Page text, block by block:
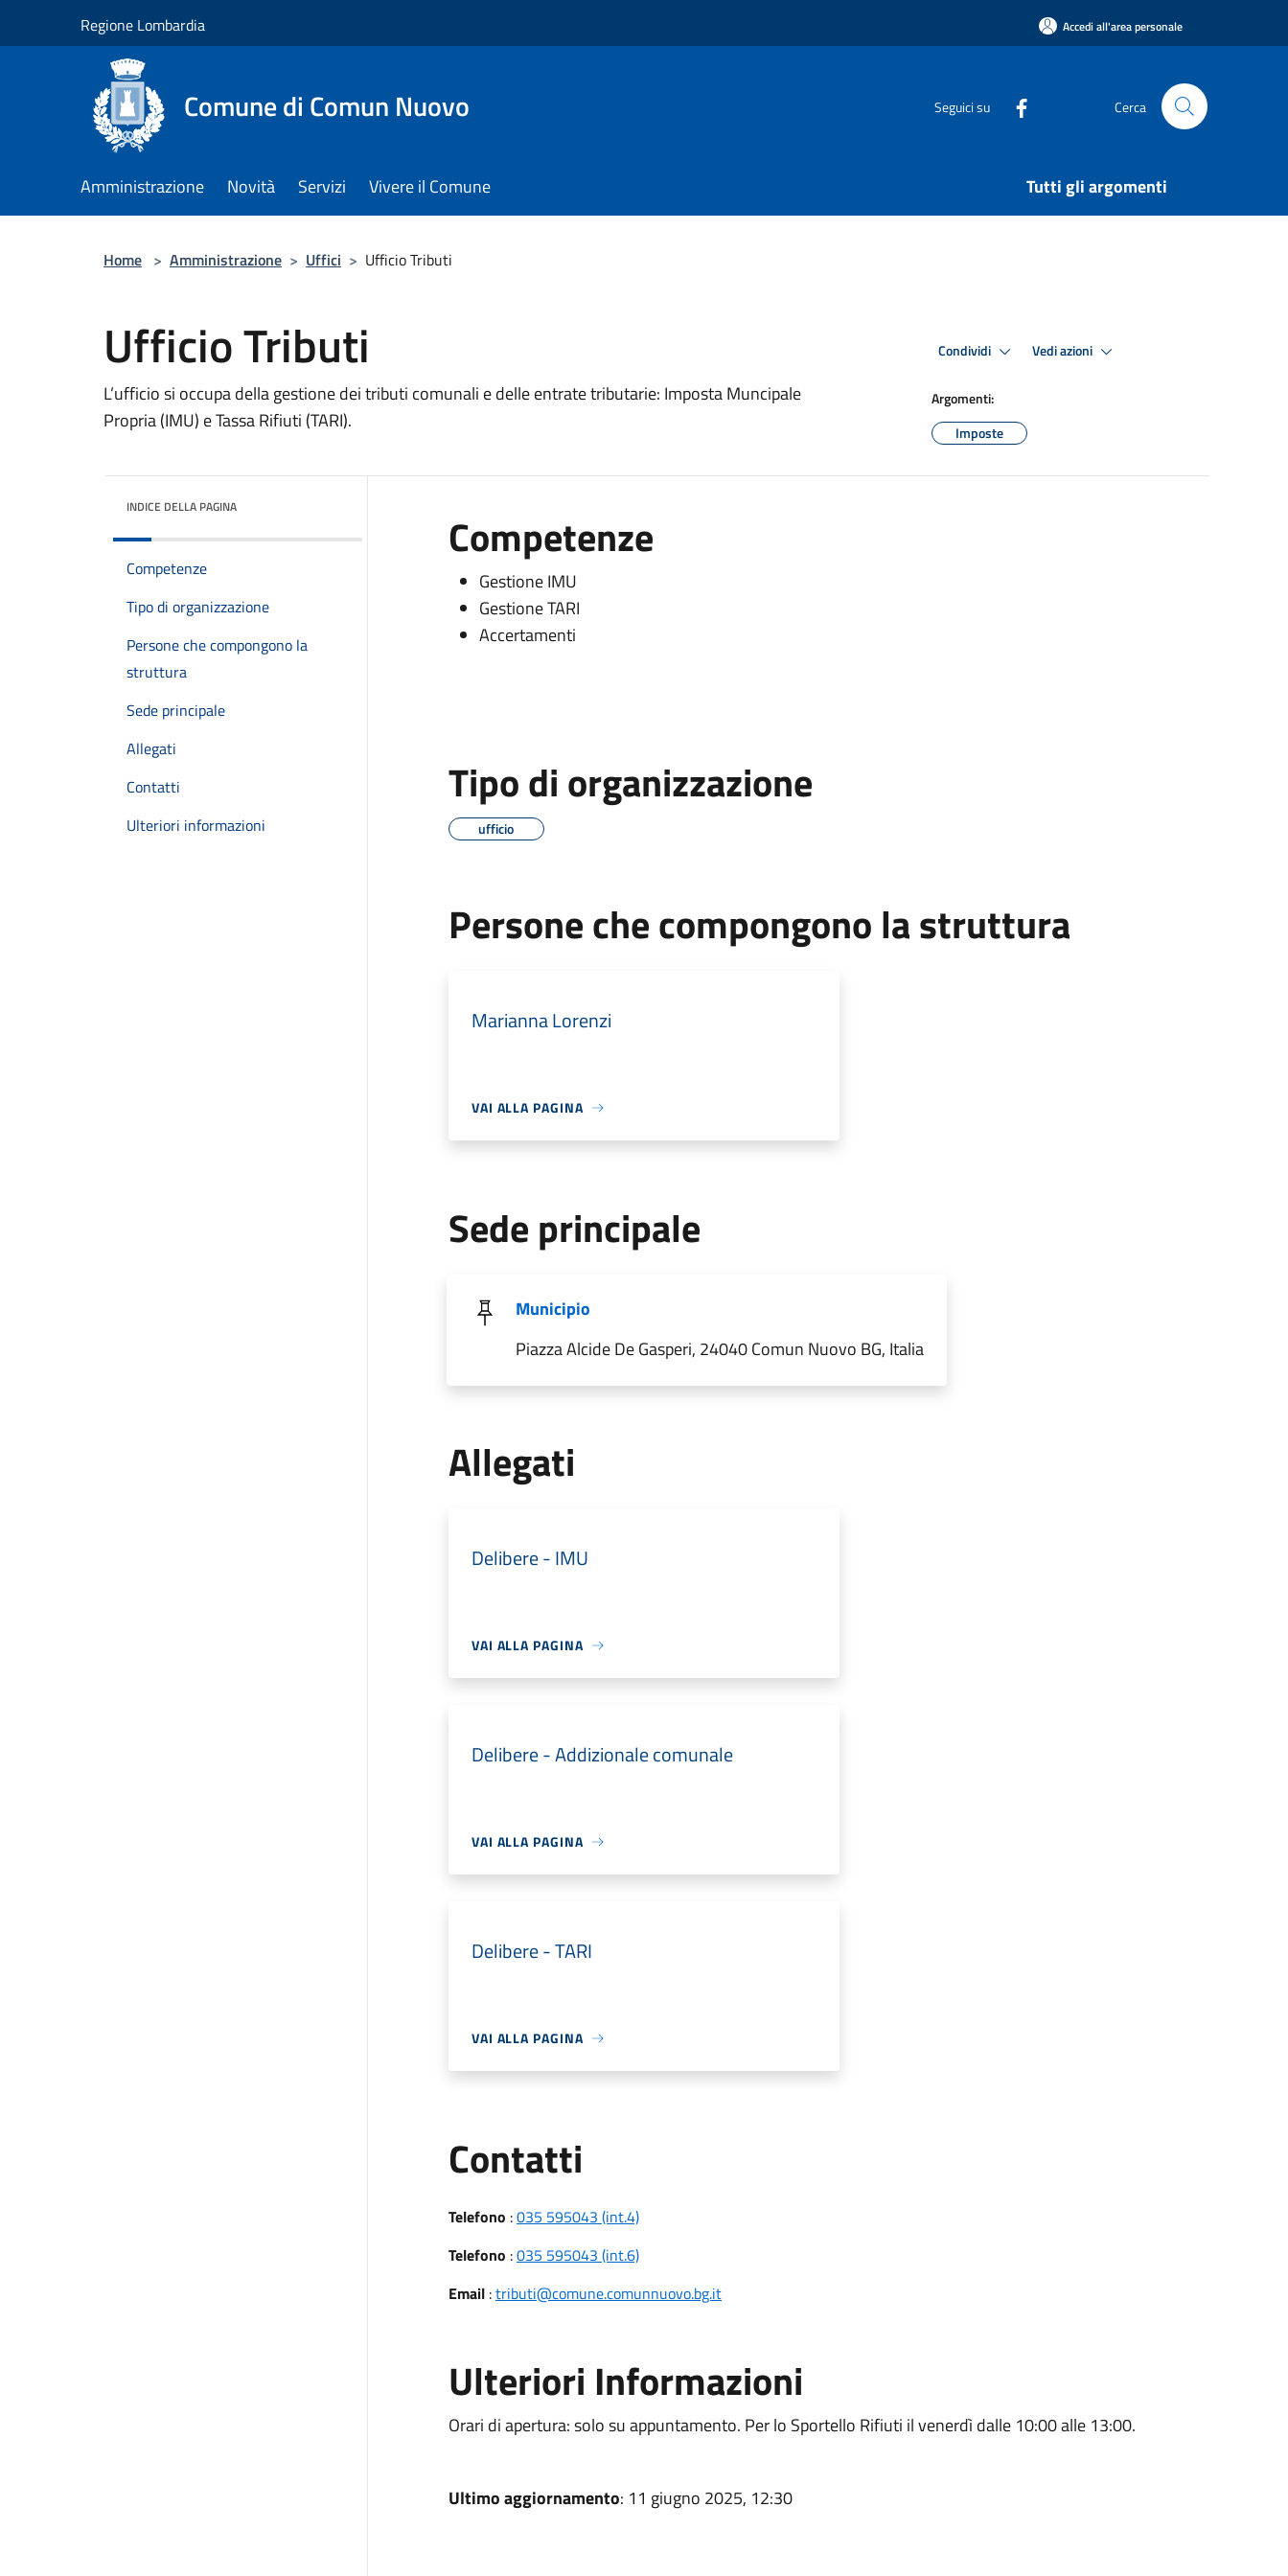
Regione Lombardia Accedi all'area personale
Comune di Comun Nuovo Seguici su Cerca
Amministrazione Novità Servizi Vivere il Comune Tutti gli argomenti
Home > Amministrazione > Uffici > Ufficio Tributi
Ufficio Tributi
L’ufficio si occupa della gestione dei tributi comunali e delle entrate tributarie: Imposta Muncipale
Propria (IMU) e Tassa Rifiuti (TARI).
Condividi Vedi azioni
Argomenti:
Imposte
INDICE DELLA PAGINA
Competenze
Tipo di organizzazione
Persone che compongono la
struttura
Sede principale
Allegati
Contatti
Ulteriori informazioni
Competenze
Gestione IMU
Gestione TARI
Accertamenti
Tipo di organizzazione
ufficio
Persone che compongono la struttura
Marianna Lorenzi
VAI ALLA PAGINA
Sede principale
Municipio
Piazza Alcide De Gasperi, 24040 Comun Nuovo BG, Italia
Allegati
Delibere - IMU
VAI ALLA PAGINA
Delibere - Addizionale comunale
VAI ALLA PAGINA
Delibere - TARI
VAI ALLA PAGINA
Contatti
Telefono :035 595043 (int.4)
Telefono :035 595043 (int.6)
Email:tributi@comune.comunnuovo.bg.it
Ulteriori Informazioni
Orari di apertura: solo su appuntamento. Per lo Sportello Rifiuti il venerdì dalle 10:00 alle 13:00.
Ultimo aggiornamento: 11 giugno 2025, 12:30